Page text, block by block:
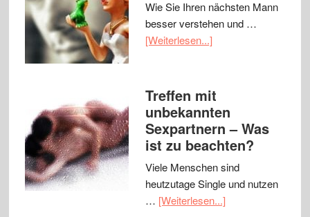
Wie Sie Ihren nächsten Mann
besser verstehen und …
[Weiterlesen...]
Treffen mit
unbekannten
Sexpartnern – Was
ist zu beachten?
Viele Menschen sind
heutzutage Single und nutzen
… [Weiterlesen...]